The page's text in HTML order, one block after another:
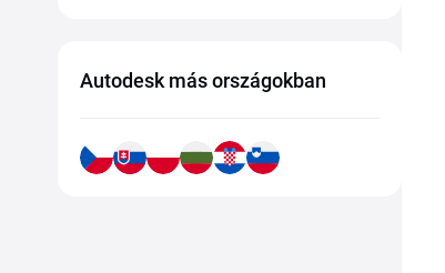
Autodesk más országokban